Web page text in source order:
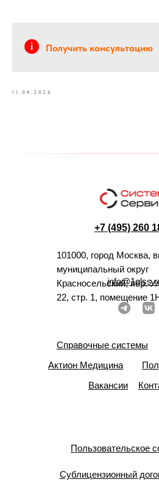
Получить консультацию
11.04.2026
+7 (495) 260
101000, город Москва,
муниципальный округ
Красносельский, пер.
22, стр. 1, помещение
Справочные системы
Актион Медицина
Вакансии
Пользовательское
Сублицензионный